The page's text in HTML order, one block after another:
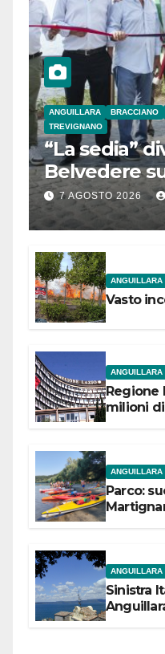
ANGUILLARA BRACCIANO
TREVIGNANO
“La sedia”
Belvedere
Bracciano:
7 AGOSTO 2026
ANGUILLARA
Vasto
ANGUILLARA
Regione
milioni
ANGUILLARA
Parco:
ANGUILLARA
Sinistra